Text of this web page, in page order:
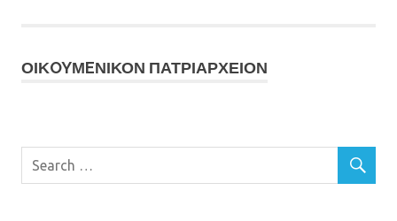
ΟΙΚOYΜEΝΙΚΟΝ ΠΑΤΡΙΑΡΧΕΙΟΝ